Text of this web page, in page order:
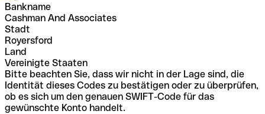
Bankname
Cashman And Associates
Stadt
Royersford
Land
Vereinigte Staaten
Bitte beachten Sie, dass wir nicht in der Lage sind, die
Identität dieses Codes zu bestätigen oder zu überprüfen,
ob es sich um den genauen SWIFT-Code für das
gewünschte Konto handelt.